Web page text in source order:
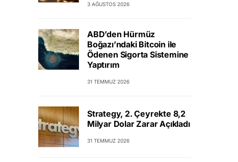
3 AĞUSTOS 2026
ABD’den Hürmüz
Boğazı’ndaki Bitcoin ile
Ödenen Sigorta Sistemine
Yaptırım
31 TEMMUZ 2026
Strategy, 2. Çeyrekte 8,2
Milyar Dolar Zarar Açıkladı
31 TEMMUZ 2026